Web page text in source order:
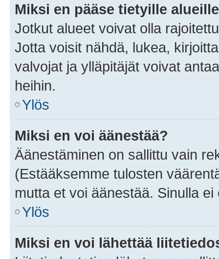
Miksi en pääse tietyille
Jotkut alueet voivat olla
Jotta voisit nähdä, lukea,
valvojat ja ylläpitäjät voivat
heihin.
Ylös
Miksi en voi äänestää?
Äänestäminen on sallittu vain
(Estääksemme tulosten
mutta et voi äänestää. Sinulla
Ylös
Miksi en voi lähettää